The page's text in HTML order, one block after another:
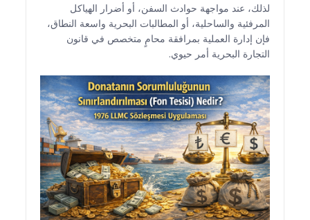
لذلك، عند مواجهة حوادث السفن، أو أضرار الهياكل
المرفئية والساحلية، أو المطالبات البحرية واسعة النطاق،
فإن إدارة العملية بمرافقة محامٍ متخصص في قانون
التجارة البحرية أمر حيوي.